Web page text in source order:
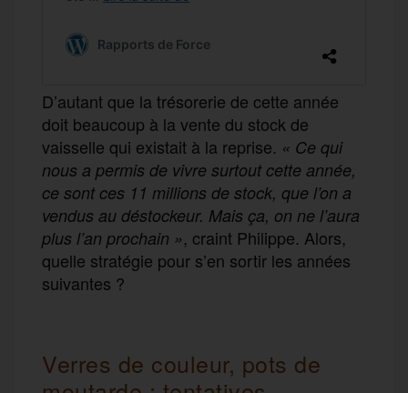
D’autant que la trésorerie de cette année
doit beaucoup à la vente du stock de
vaisselle qui existait à la reprise. « Ce qui
nous a permis de vivre surtout cette année,
ce sont ces 11 millions de stock, que l’on a
vendus au déstockeur. Mais ça, on ne l’aura
plus l’an prochain », craint Philippe. Alors,
quelle stratégie pour s’en sortir les années
suivantes ?
Verres de couleur, pots de